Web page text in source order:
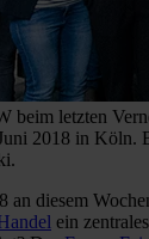
beim letzten
2018 in Köln.
an diesem
ein